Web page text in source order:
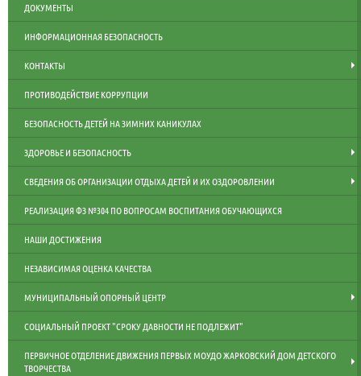
ДОКУМЕНТЫ
ИНФОРМАЦИОННАЯ БЕЗОПАСНОСТЬ
КОНТАКТЫ
ПРОТИВОДЕЙСТВИЕ КОРРУПЦИИ
БЕЗОПАСНОСТЬ ДЕТЕЙ НА ЗИМНИХ КАНИКУЛАХ
ЗДОРОВЬЕ И БЕЗОПАСНОСТЬ
СВЕДЕНИЯ ОБ ОРГАНИЗАЦИИ ОТДЫХА ДЕТЕЙ И ИХ ОЗДОРОВЛЕНИИ
РЕАЛИЗАЦИЯ ФЗ №304 ПО ВОПРОСАМ ВОСПИТАНИЯ ОБУЧАЮЩИХСЯ
НАШИ ДОСТИЖЕНИЯ
НЕЗАВИСИМАЯ ОЦЕНКА КАЧЕСТВА
МУНИЦИПАЛЬНЫЙ ОПОРНЫЙ ЦЕНТР
СОЦИАЛЬНЫЙ ПРОЕКТ "СРОКУ ДАВНОСТИ НЕ ПОДЛЕЖИТ"
ПЕРВИЧНОЕ ОТДЕЛЕНИЕ ДВИЖЕНИЯ ПЕРВЫХ МОУДО ЖАРКОВСКИЙ ДОМ ДЕТСКОГО
ТВОРЧЕСТВА